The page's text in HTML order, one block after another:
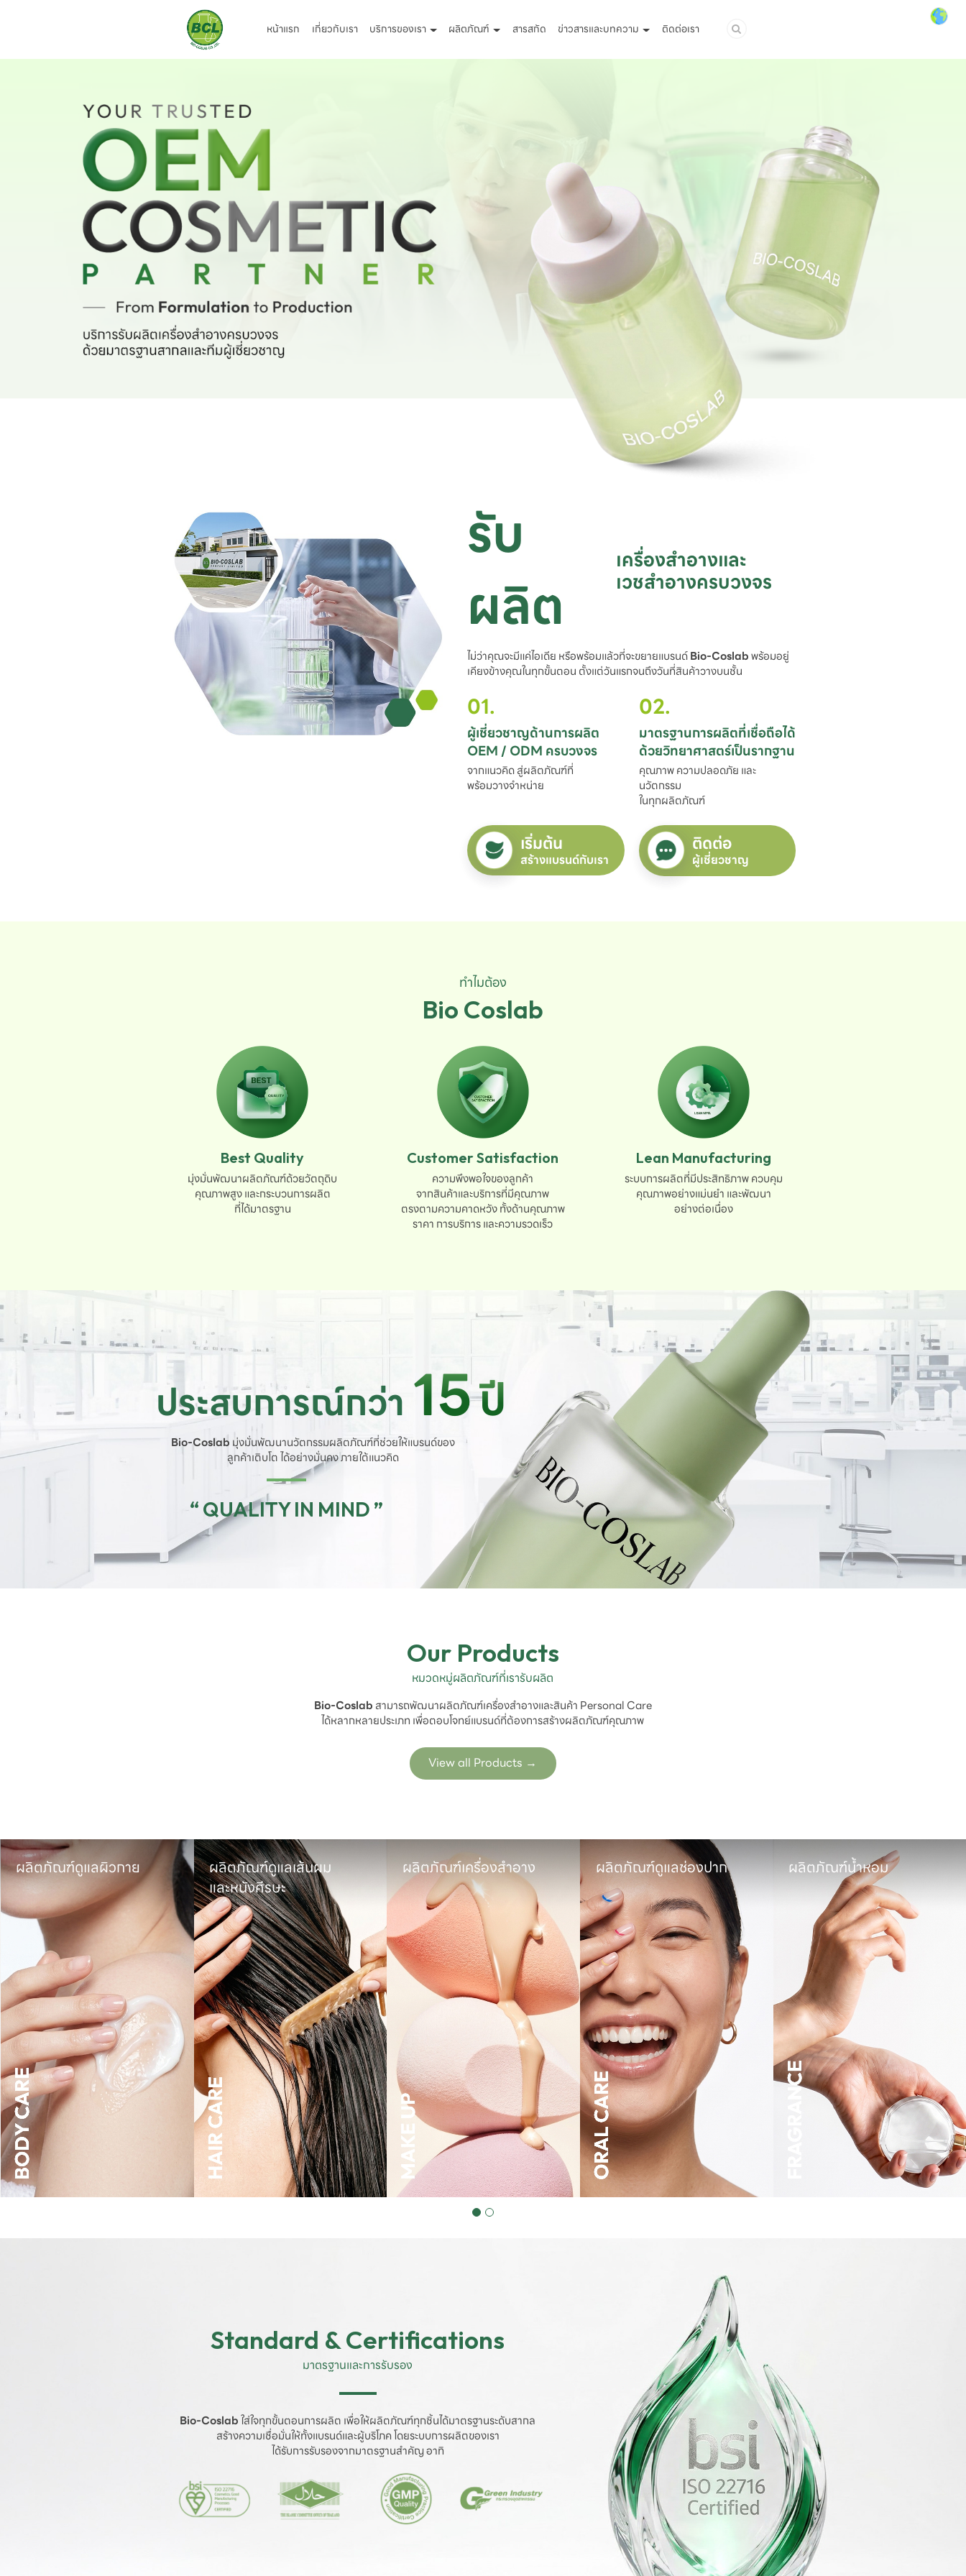
หน้าแรก เกี่ยวกับเรา บริการของเรา ผลิตภัณฑ์ สารสกัด ข่าวสารและบทความ ติดต่อเรา
รับ
ผลิต
เครื่องสำอางและ
เวชสำอางครบวงจร
ไม่ว่าคุณจะมีแค่ไอเดีย หรือพร้อมแล้วที่จะขยายแบรนด์ Bio-Coslab พร้อมอยู่
เคียงข้างคุณในทุกขั้นตอน ตั้งแต่วันแรกจนถึงวันที่สินค้าวางบนชั้น
01.
ผู้เชี่ยวชาญด้านการผลิต
OEM / ODM ครบวงจร
จากแนวคิด สู่ผลิตภัณฑ์ที่
พร้อมวางจำหน่าย
02.
มาตรฐานการผลิตที่เชื่อถือได้
ด้วยวิทยาศาสตร์เป็นรากฐาน
คุณภาพ ความปลอดภัย และ
นวัตกรรม
ในทุกผลิตภัณฑ์
เริ่มต้น
สร้างแบรนด์กับเรา
ติดต่อ
ผู้เชี่ยวชาญ
ทำไมต้อง
Bio Coslab
Best Quality
มุ่งมั่นพัฒนาผลิตภัณฑ์ด้วยวัตถุดิบ
คุณภาพสูง และกระบวนการผลิต
ที่ได้มาตรฐาน
Customer Satisfaction
ความพึงพอใจของลูกค้า
จากสินค้าและบริการที่มีคุณภาพ
ตรงตามความคาดหวัง ทั้งด้านคุณภาพ
ราคา การบริการ และความรวดเร็ว
Lean Manufacturing
ระบบการผลิตที่มีประสิทธิภาพ ควบคุม
คุณภาพอย่างแม่นยำ และพัฒนา
อย่างต่อเนื่อง
ประสบการณ์กว่า 15ปี
Bio-Coslab มุ่งมั่นพัฒนานวัตกรรมผลิตภัณฑ์ที่ช่วยให้แบรนด์ของ
ลูกค้าเติบโต ได้อย่างมั่นคง ภายใต้แนวคิด
“ QUALITY IN MIND ”
Our Products
หมวดหมู่ผลิตภัณฑ์ที่เรารับผลิต
Bio-Coslab สามารถพัฒนาผลิตภัณฑ์เครื่องสำอางและสินค้า Personal Care
ได้หลากหลายประเภท เพื่อตอบโจทย์แบรนด์ที่ต้องการสร้างผลิตภัณฑ์คุณภาพ
View all Products →
ผลิตภัณฑ์ดูแลเส้นผม
และหนังศีรษะ
ผลิตภัณฑ์เครื่องสำอาง ผลิตภัณฑ์ดูแลช่องปาก ผลิตภัณฑ์น้ำหอม ผลิตภัณฑ์ซักล้างผ้า
Standard & Certifications
มาตรฐานและการรับรอง
Bio-Coslab ใส่ใจทุกขั้นตอนการผลิต เพื่อให้ผลิตภัณฑ์ทุกชิ้นได้มาตรฐานระดับสากล
สร้างความเชื่อมั่นให้ทั้งแบรนด์และผู้บริโภค โดยระบบการผลิตของเรา
ได้รับการรับรองจากมาตรฐานสำคัญ อาทิ